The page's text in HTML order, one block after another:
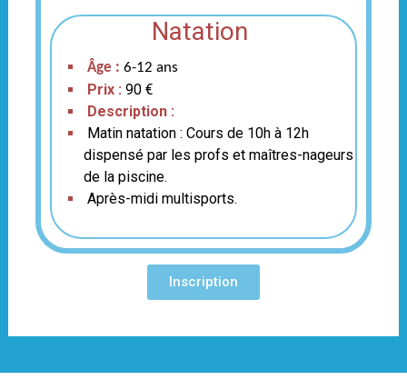
Natation
Âge : 6-12 ans
Prix : 90 €
Description :
Matin natation : Cours de 10h à 12h
dispensé par les profs et maîtres-nageurs
de la piscine.
Après-midi multisports.
Inscription